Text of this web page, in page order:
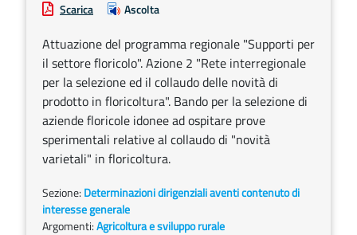
Scarica Ascolta
Attuazione del programma regionale "Supporti per
il settore floricolo". Azione 2 "Rete interregionale
per la selezione ed il collaudo delle novità di
prodotto in floricoltura". Bando per la selezione di
aziende floricole idonee ad ospitare prove
sperimentali relative al collaudo di "novità
varietali" in floricoltura.
Sezione: Determinazioni dirigenziali aventi contenuto di
interesse generale
Argomenti:Agricoltura e sviluppo rurale